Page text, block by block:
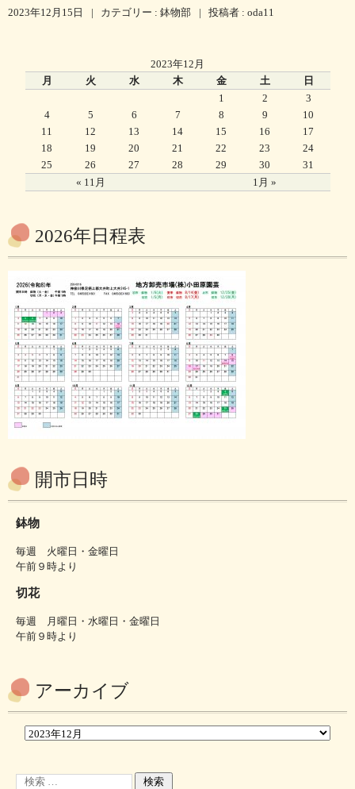
2023年12月15日 | カテゴリー : 鉢物部 | 投稿者 : oda11
2023年12月
月
火 水 木 金 土 日
« 11月 1月 »
1 2
3
4
5 6 7 8 9
10
11
12 13 14 15 16
17
18
19 20 21 22 23
24
25
26 27 28 29 30 31
2026年日程表
開市日時
鉢物
毎週 火曜日・金曜日
午前９時より
切花
毎週 月曜日・水曜日・金曜日
午前９時より
アーカイブ